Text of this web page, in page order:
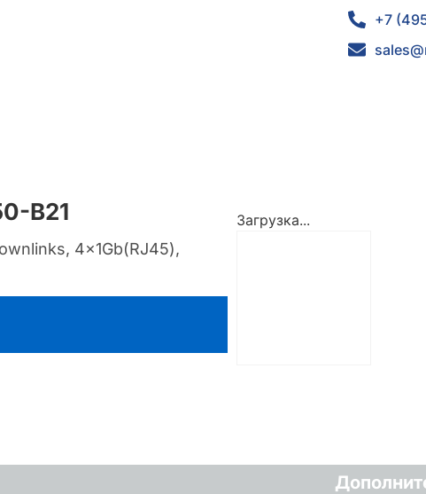
+7
B21
4x1Gb(RJ45),
Загрузка...